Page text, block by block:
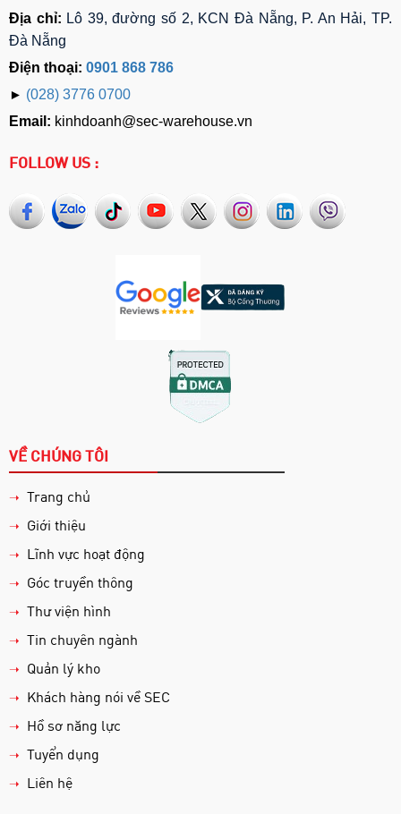
Địa chỉ: Lô 39, đường số 2, KCN Đà Nẵng, P. An Hải, TP.
Đà Nẵng
Điện thoại: 0901 868 786
► (028) 3776 0700
Email: kinhdoanh@sec-warehouse.vn
FOLLOW US :
VỀ CHÚNG TÔI
➝ Trang chủ
➝ Giới thiệu
➝ Lĩnh vực hoạt động
➝ Góc truyền thông
➝ Thư viện hình
➝ Tin chuyên ngành
➝ Quản lý kho
➝ Khách hàng nói về SEC
➝ Hồ sơ năng lực
➝ Tuyển dụng
➝ Liên hệ